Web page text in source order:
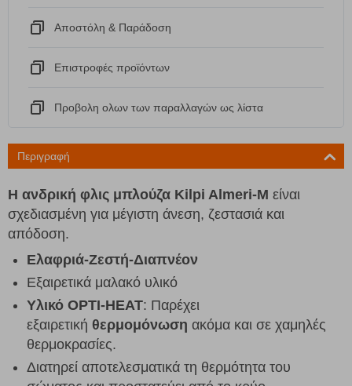
Αποστόλη & Παράδοση
Eπιστροφές προϊόντων
Προβολη ολων των παραλλαγών ως λίστα
Περιγραφή
Η ανδρική φλις μπλούζα Kilpi Almeri-M είναι
σχεδιασμένη για μέγιστη άνεση, ζεστασιά και
απόδοση.
Ελαφριά-Ζεστή-Διαπνέον
Εξαιρετικά μαλακό υλικό
Υλικό OPTI-HEAT: Παρέχει
εξαιρετική θερμομόνωση ακόμα και σε χαμηλές
θερμοκρασίες.
Διατηρεί αποτελεσματικά τη θερμότητα του